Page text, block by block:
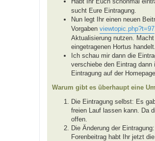
sucht Eure Eintragung.
Nun legt Ihr einen neuen
Vorgaben viewtopic.php?t=97
Aktualisierung nutzen.
eingetragenen Hortus handelt.
Ich schau mir dann die
verschiebe den Eintrag
Eintragung auf der
Warum gibt es überhaupt eine
Die Eintragung selbst: Es
freien Lauf lassen kann. Da
offen.
Die Änderung der
Forenbeitrag habt Ihr jetzt